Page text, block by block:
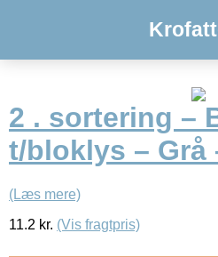
2 . sortering –
t/bloklys – Grå
(Læs mere)
11.2 kr. (Vis fragtpris)